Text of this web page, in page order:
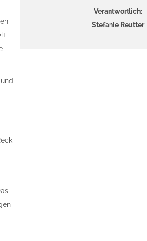
Verantwortlich:
Stefanie Reutter